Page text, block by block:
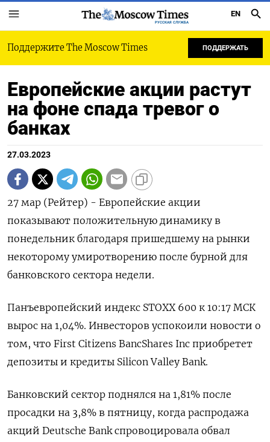
РУССКАЯ СЛУЖБА
EN
Поддержите The Moscow Times ПОДДЕРЖАТЬ
Европейские акции растут
на фоне спада тревог о
банках
27.03.2023
27 мар (Рейтер) - Европейские акции
показывают положительную динамику в
понедельник благодаря пришедшему на рынки
некоторому умиротворению после бурной для
банковского сектора недели.
Панъевропейский индекс STOXX 600 к 10:17 МСК
вырос на 1,04%. Инвесторов успокоили новости о
том, что First Citizens BancShares Inc приобретет
депозиты и кредиты Silicon Valley Bank.
Банковский сектор поднялся на 1,81% после
просадки на 3,8% в пятницу, когда распродажа
акций Deutsche Bank спровоцировала обвал